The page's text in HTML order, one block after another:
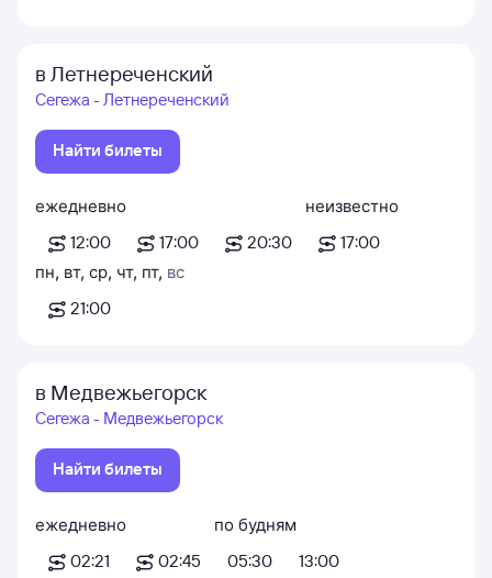
в Летнереченский
Сегежа - Летнереченский
Найти билеты
ежедневно
12:00
17:00 20:30
неизвестно
17:00
пн, вт, ср, чт, пт, вс
21:00
в Медвежьегорск
Сегежа - Медвежьегорск
Найти билеты
ежедневно
02:21
02:45
по будням
05:30
13:00